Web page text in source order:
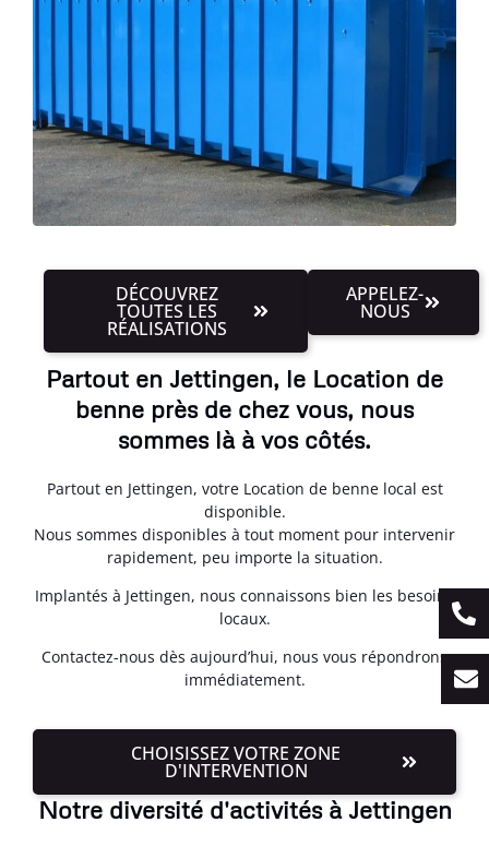
DÉCOUVREZ
TOUTES LES
RÉALISATIONS
APPELEZ-
NOUS
Partout en Jettingen, le Location de
benne près de chez vous, nous
sommes là à vos côtés.
Partout en Jettingen, votre Location de benne local est
disponible.
Nous sommes disponibles à tout moment pour intervenir
rapidement, peu importe la situation.
Implantés à Jettingen, nous connaissons bien les besoins
locaux.
Contactez-nous dès aujourd’hui, nous vous répondrons
immédiatement.
CHOISISSEZ VOTRE ZONE
D'INTERVENTION
Notre diversité d'activités à Jettingen